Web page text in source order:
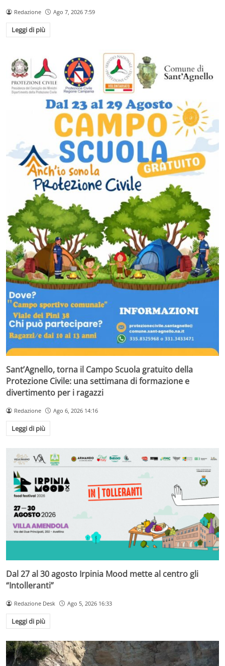
Redazione Ago 7, 2026 7:59
Leggi di più
Sant’Agnello, torna il Campo Scuola gratuito della
Protezione Civile: una settimana di formazione e
divertimento per i ragazzi
Redazione Ago 6, 2026 14:16
Leggi di più
Dal 27 al 30 agosto Irpinia Mood mette al centro gli
“Intolleranti”
Redazione Desk Ago 5, 2026 16:33
Leggi di più